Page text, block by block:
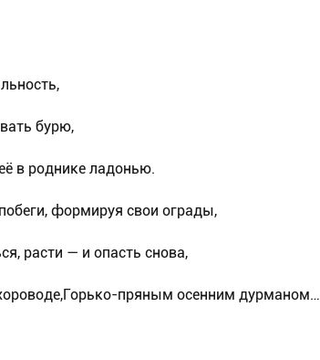
бурю,
в роднике ладонью.
формируя свои ограды,
расти — и опасть снова,
пряным осенним дурманом…